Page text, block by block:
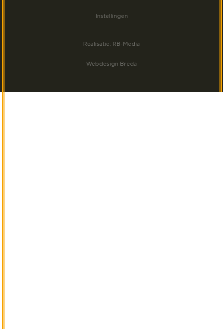
Instellingen
Realisatie: RB-Media
Webdesign Breda